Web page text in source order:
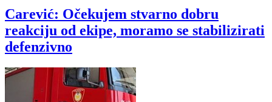
Carević: Očekujem stvarno dobru
reakciju od ekipe, moramo se stabilizirati
defenzivno